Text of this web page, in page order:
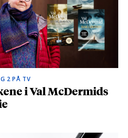
2 PÅ TV
i Val McDermids